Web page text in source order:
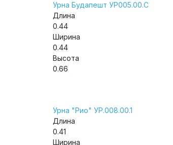
Урна Будапешт УР005.00.С
Длина
0.44
Ширина
0.44
Высота
0.66
Урна "Рио" УР.008.00.1
Длина
0.41
Ширина